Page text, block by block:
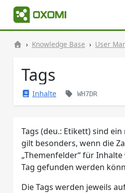
Knowledge Base User
Tags
Inhalte WH7DR
Tags (deu.: Etikett) sind
gilt besonders, wenn die
„Themenfelder“ für
Tag gefunden werden
Die Tags werden jeweils